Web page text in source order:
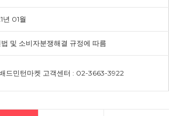
년 01월
법 및 소비자분쟁해결 규정에 따름
드민턴마켓 고객센터 : 02-3663-3922